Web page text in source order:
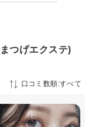
つげエクステ)
口コミ数順:すべて